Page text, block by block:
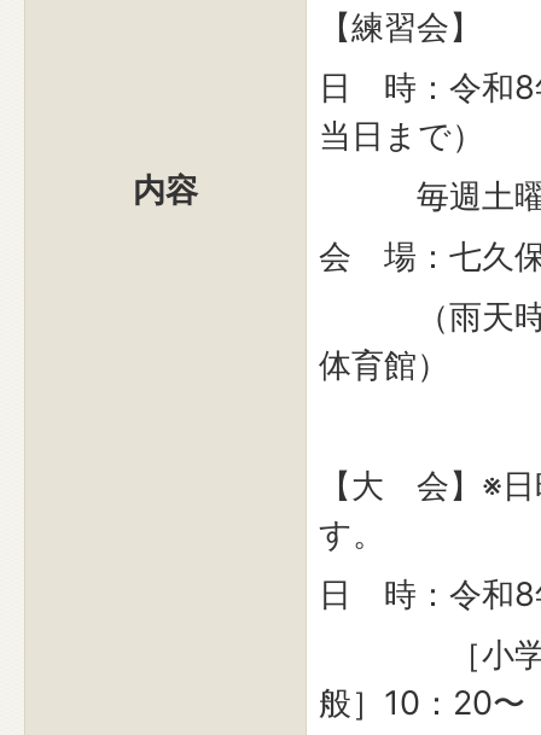
内容
【練習会】
日 時：令和8
当日まで）
毎週土曜
会 場：七久
（雨天時
体育館）
【大 会】※
す。
日 時：令和8
［小学
般］10：20〜